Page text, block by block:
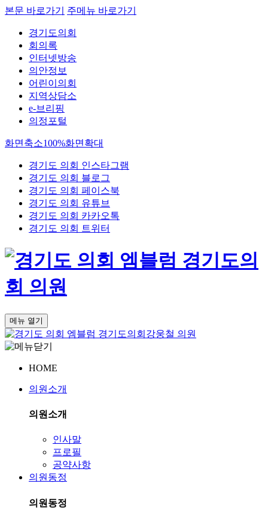
본문 바로가기 주메뉴 바로가기
경기도의회
회의록
인터넷방송
의안정보
어린이의회
지역상담소
e-브리핑
의정포털
화면축소100%화면확대
경기도 의회 인스타그램
경기도 의회 블로그
경기도 의회 페이스북
경기도 의회 유튜브
경기도 의회 카카오톡
경기도 의회 트위터
경기도의
회 의원
메뉴 열기
경기도의회 강웅철 의원
HOME
의원소개
의원소개
인사말
프로필
공약사항
의원동정
의원동정